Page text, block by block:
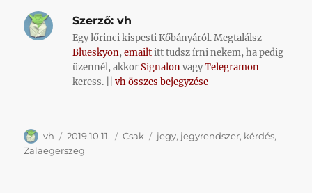
Szerző: vh
Egy lőrinci kispesti Kőbányáról. Megtalálsz
Blueskyon,emailtitt tudsz írni nekem, ha pedig
üzennél, akkorSignalonvagyTelegramon
keress. ||vh összes bejegyzése
Szerző
vh Közzétéve
2019.10.11. Kategória
Csak Címke
jegy, jegyrendszer, kérdés,
Zalaegerszeg